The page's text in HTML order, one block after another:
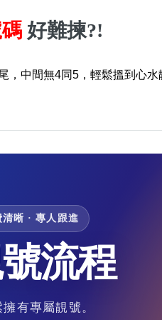
好難揀?!
，中間無4同5，輕鬆搵到心水
晰 · 專人跟進
流程
有專屬靚號。